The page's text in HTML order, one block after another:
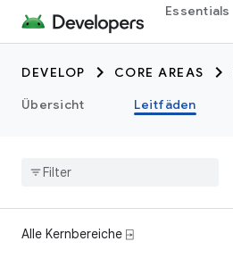
Essentials
DEVELOP CORE AREAS
Übersicht
Leitfäden
Alle Kernbereiche ⍈